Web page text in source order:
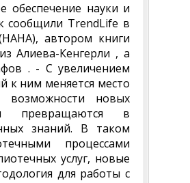
обеспечение науки и
сообщили TrendLife в
автором книги
Алиева-Кенгерли , а
. - С увеличением
к ним меняется место
новых
превращаются в
знаний. В таком
процессами
услуг, новые
для работы с